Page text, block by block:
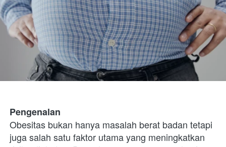
Pengenalan
Obesitas bukan hanya masalah berat badan tetapi
juga salah satu faktor utama yang meningkatkan